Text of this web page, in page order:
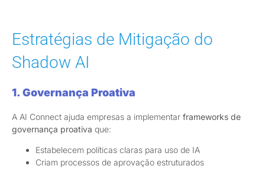
Estratégias de Mitigação do
Shadow AI
1. Governança Proativa
A AI Connect ajuda empresas a implementar frameworks de
governança proativa que:
Estabelecem políticas claras para uso de IA
Criam processos de aprovação estruturados